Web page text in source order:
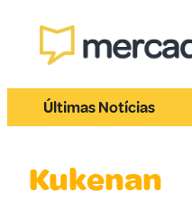
Últimas Notícias
Kukenan